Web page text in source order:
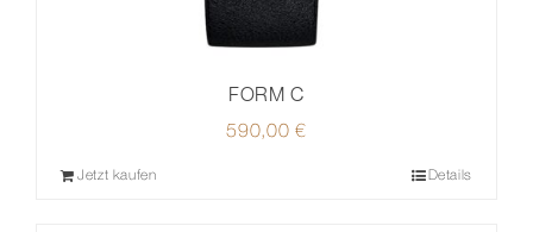
FORM C
590,00 €
Jetzt kaufen Details